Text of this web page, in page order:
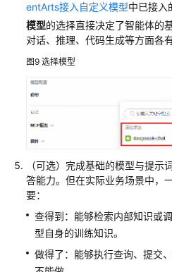
entArts接入自定义模型中已接入
模型的选择直接决定了智能体的
对话、推理、代码生成等方面各有
图9 选择模型
（可选）完成基础的模型与提示
答能力。但在实际业务场景中，
要：
查得到：能够检索内部知识或
型自身的训练知识。
做得了：能够执行查询、提交